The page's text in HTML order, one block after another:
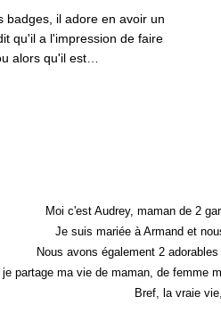
badges, il adore en avoir un
qu'il a l'impression de faire
alors qu'il est…
Moi c'est Audrey, maman de 2
Je suis mariée à Armand et
Nous avons également 2
partage ma vie de maman, de femme
Bref, la vraie